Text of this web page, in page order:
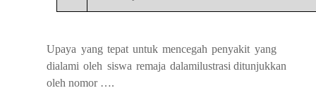
Upaya yang tepat untuk mencegah penyakit yang
dialami oleh siswa remaja dalamilustrasi ditunjukkan
oleh nomor ….